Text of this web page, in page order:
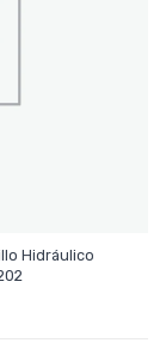
Hidráulico